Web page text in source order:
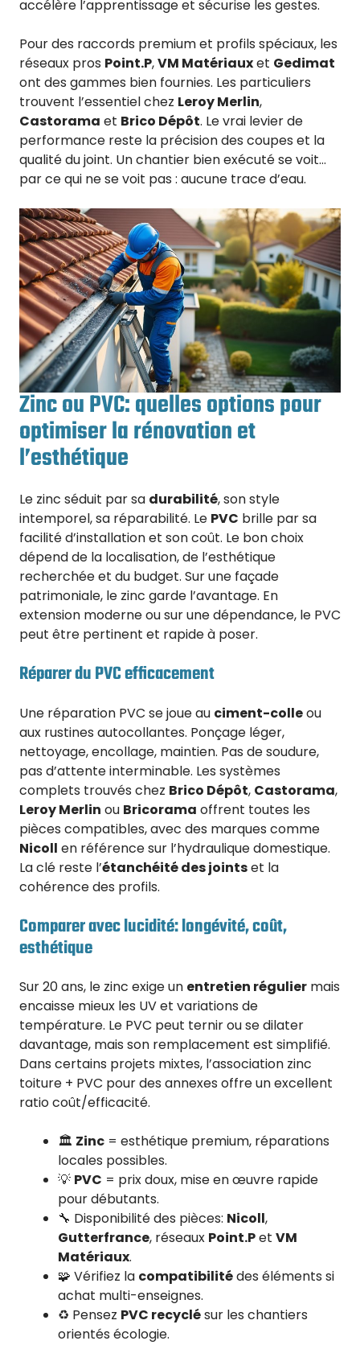
accélère l’apprentissage et sécurise les gestes.
Pour des raccords premium et profils spéciaux, les
réseaux pros Point.P,VM Matériauxet Gedimat
ont des gammes bien fournies. Les particuliers
trouvent l’essentiel chez Leroy Merlin,
Castorama et Brico Dépôt. Le vrai levier de
performance reste la précision des coupes et la
qualité du joint. Un chantier bien exécuté se voit…
par ce qui ne se voit pas : aucune trace d’eau.
Zinc ou PVC: quelles options pour
optimiser la rénovation et
l’esthétique
Le zinc séduit par sa durabilité, son style
intemporel, sa réparabilité. Le PVC brille par sa
facilité d’installation et son coût. Le bon choix
dépend de la localisation, de l’esthétique
recherchée et du budget. Sur une façade
patrimoniale, le zinc garde l’avantage. En
extension moderne ou sur une dépendance, le PVC
peut être pertinent et rapide à poser.
Réparer du PVC efficacement
Une réparation PVC se joue au ciment-colleou
aux rustines autocollantes. Ponçage léger,
nettoyage, encollage, maintien. Pas de soudure,
pas d’attente interminable. Les systèmes
complets trouvés chez Brico Dépôt, Castorama,
Leroy Merlin ou Bricorama offrent toutes les
pièces compatibles, avec des marques comme
Nicoll en référence sur l’hydraulique domestique.
La clé reste l’étanchéité des jointset la
cohérence des profils.
Comparer avec lucidité: longévité, coût,
esthétique
Sur 20 ans, le zinc exige un entretien régulier mais
encaisse mieux les UV et variations de
température. Le PVC peut ternir ou se dilater
davantage, mais son remplacement est simplifié.
Dans certains projets mixtes, l’association zinc
toiture + PVC pour des annexes offre un excellent
ratio coût/efficacité.
🏛️ Zinc = esthétique premium, réparations
locales possibles.
💡 PVC = prix doux, mise en œuvre rapide
pour débutants.
🔧 Disponibilité des pièces: Nicoll,
Gutterfrance, réseaux Point.Pet VM
Matériaux.
🧩 Vérifiez la compatibilitédes éléments si
achat multi-enseignes.
♻️ Pensez PVC recyclésur les chantiers
orientés écologie.